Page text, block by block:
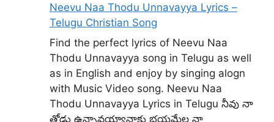
Neevu Naa Thodu Unnavayya Lyrics –
Telugu Christian Song
Find the perfect lyrics of Neevu Naa
Thodu Unnavayya song in Telugu as well
as in English and enjoy by singing alogn
with Music Video song. Neevu Naa
Thodu Unnavayya Lyrics in Telugu నీవు నా
తోడు ఉన్నావయ్యానాకు భయమేల నా